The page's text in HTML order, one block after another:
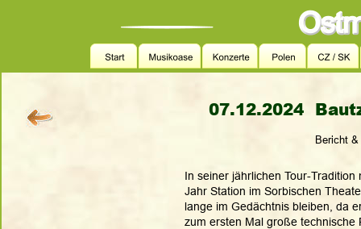
07.12.2024
Bericht
In seiner jährlichen Tour-
Jahr Station im Sorbischen
lange im Gedächtnis bleiben, da
zum ersten Mal große